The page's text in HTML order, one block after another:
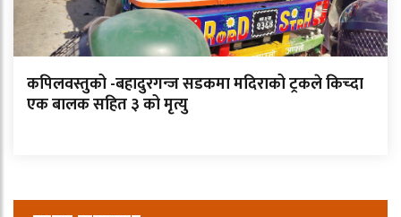
कपिलवस्तुको -बहादुरगन्ज सडकमा मदिराको ट्रकले किच्दा
एक बालक सहित ३ को मृत्यु